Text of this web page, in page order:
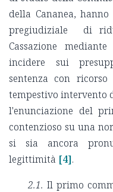
della Cananea,
pregiudiziale di
Cassazione
incidere sui
sentenza con ricorso
tempestivo intervento
l'enunciazione del
contenzioso su una
si sia ancora
legittimità [4].
2.1. Il primo